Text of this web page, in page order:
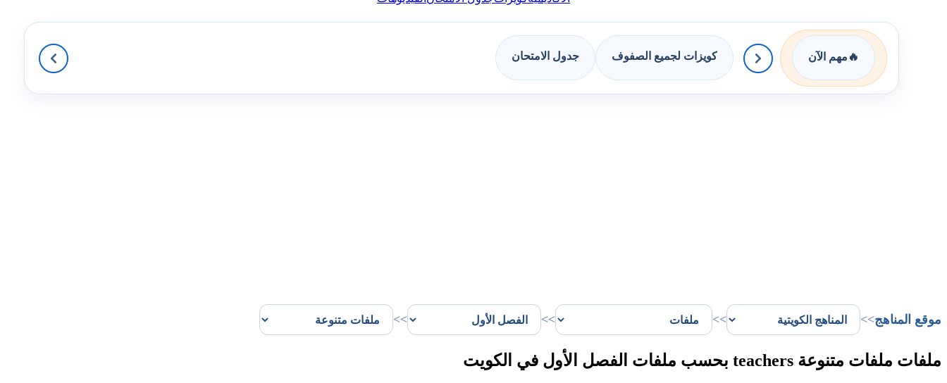
🔥 مهم الآن كويزات لجميع الصفوف جدول الامتحان
موقع المناهج>>
>>
>>
>>
ملفات ملفات متنوعة teachers بحسب ملفات الفصل الأول في الكويت